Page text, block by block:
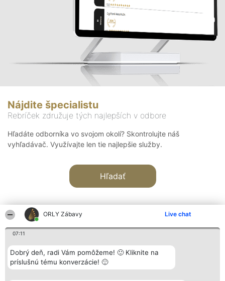
ORLY Zábavy Live chat
07:11
Dobrý deň, radi Vám pomôžeme! 🙂 Kliknite na
príslušnú tému konverzácie! 🙂
Nájdite špecialistu
Rebríček združuje tých najlepších v odbore
Hľadáte odborníka vo svojom okolí? Skontrolujte náš
vyhľadávač. Využívajte len tie najlepšie služby.
Hľadať
Organizátor hodnotenia
Bright Side Solutions sp. z o.
o. sp. k.
Wrocław 50-079
Hodnotenie
Laureáti
Lista
Laureatów
Kontakt
Kontakt